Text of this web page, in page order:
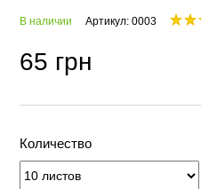
В наличии Артикул: 0003
65 грн
Количество